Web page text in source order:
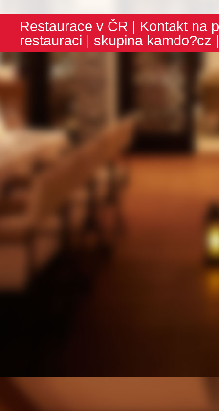
Restaurace v ČR | Kontakt na
restauraci | skupina kamdo?cz |